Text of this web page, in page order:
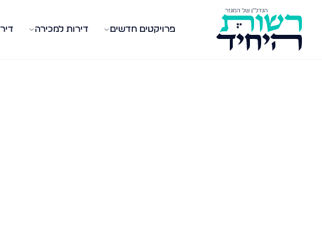
פרויקטים חדשים דירות למכירה